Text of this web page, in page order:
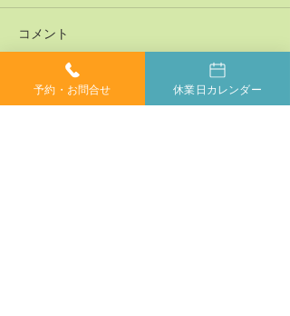
神経系機能の最適化：身
コメント
コメントを追加…
予約・お問合せ 休業日カレンダー